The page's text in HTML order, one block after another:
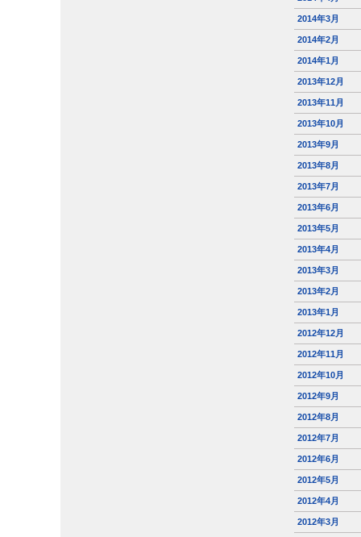
2014年3月
2014年2月
2014年1月
2013年12月
2013年11月
2013年10月
2013年9月
2013年8月
2013年7月
2013年6月
2013年5月
2013年4月
2013年3月
2013年2月
2013年1月
2012年12月
2012年11月
2012年10月
2012年9月
2012年8月
2012年7月
2012年6月
2012年5月
2012年4月
2012年3月